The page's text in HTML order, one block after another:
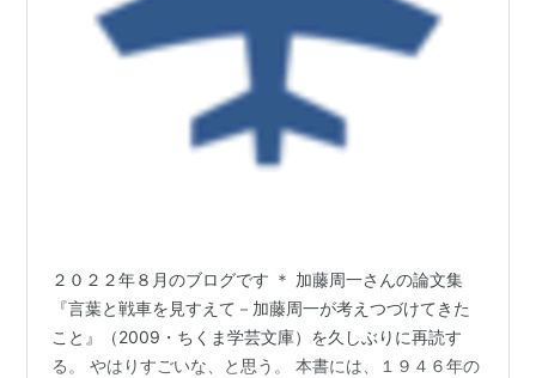
２０２２年８月のブログです ＊ 加藤周一さんの論文集
『言葉と戦車を見すえて－加藤周一が考えつづけてきた
こと』（2009・ちくま学芸文庫）を久しぶりに再読す
る。 やはりすごいな、と思う。 本書には、１９４６年の